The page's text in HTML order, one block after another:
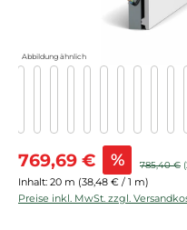
Abbildung ähnlich
Verkaufspreis:
769,69 € % Regulärer
785,40 €
Inhalt: 20 m (38,48 € / 1 m)
Preise inkl. MwSt. zzgl.